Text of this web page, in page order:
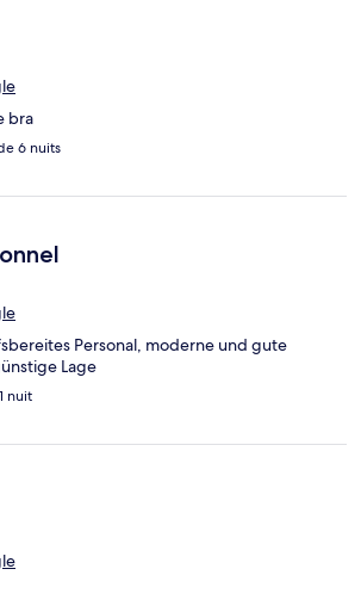
bra
6 nuits
Personal, moderne und gute
Lage
nuit